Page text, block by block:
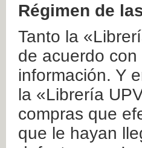
Régimen de
Tanto la
de acuerdo
información. Y
la «Librería
compras que
que le hayan